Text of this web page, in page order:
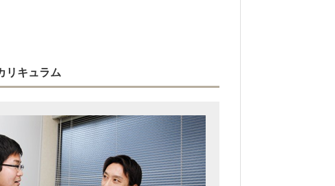
リキュラム